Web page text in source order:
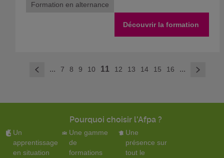
Formation en alternance
Découvrir la formation
< ... 7 8 9 10 11 12 13 14 15 16 ... >
Pourquoi choisir l'Afpa ?
Un
apprentissage
en situation
Une gamme
de
formations
Une
présence sur
tout le